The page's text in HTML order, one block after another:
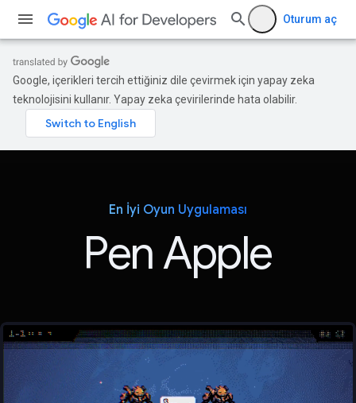
Oturum aç
Google, içerikleri tercih ettiğiniz dile çevirmek için yapay zeka
teknolojisini kullanır. Yapay zeka çevirilerinde hata olabilir.
En İyi Oyun Uygulaması
Pen Apple